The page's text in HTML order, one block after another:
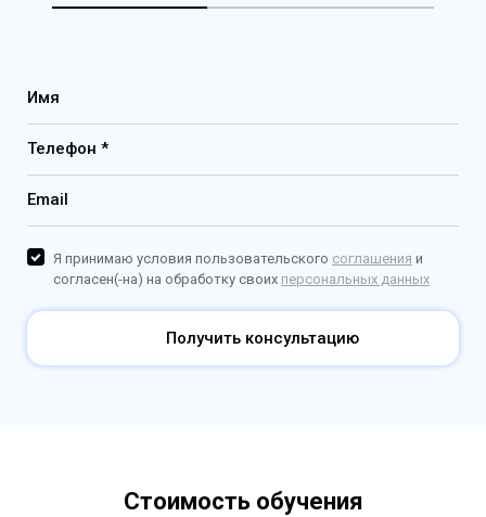
Имя
Телефон *
Email
Получить консультацию
Я принимаю условия пользовательского соглашения и
согласен(-на) на обработку своих персональных данных
Стоимость обучения